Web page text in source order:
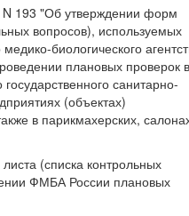
N 193 "Об утверждении форм
вопросов), используемых
биологического
плановых проверок в
санитарно-
(объектах)
в парикмахерских,
(списка контрольных
ФМБА России плановых